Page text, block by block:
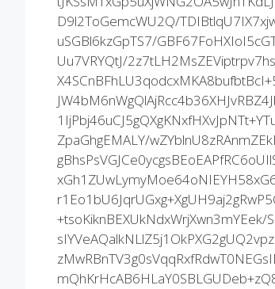
D9l2ToGemcWU2Q/
uSGBl6kzGpTS7/
Uu7VRYQtJ/
ZpaGhgEMALY/